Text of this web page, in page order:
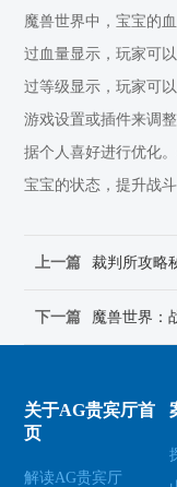
魔兽世界中，宝宝的
过血量显示，玩家可
过等级显示，玩家可
游戏设置或插件来调
据个人喜好进行优化
宝宝的状态，提升战斗
上一篇 裁判所攻略
下一篇 魔兽世界：
关于AG贵宾厅首
页
解读AG贵宾厅